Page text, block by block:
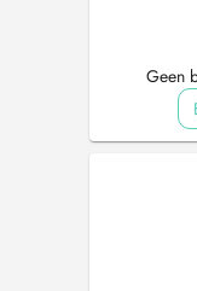
Geen